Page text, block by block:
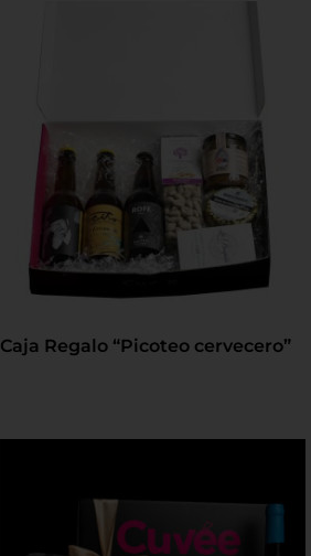
Caja Regalo “Picoteo cervecero”